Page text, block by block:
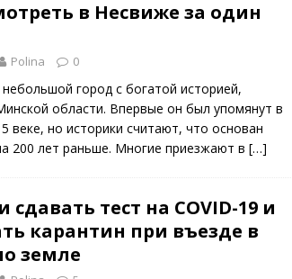
в Несвиже за один
Polina 0
город с богатой историей,
области. Впервые он был упомянут в
веке, но историки считают, что основан
200 лет раньше. Многие приезжают в […]
сдавать тест на COVID-19 и
карантин при въезде в
земле